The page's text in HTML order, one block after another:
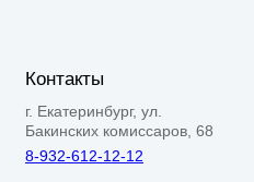
Контакты
г. Екатеринбург, ул.
Бакинских комиссаров, 68
8-932-612-12-12